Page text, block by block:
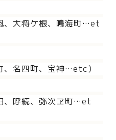
、大将ケ根、鳴海町…et
、名四町、宝神…etc）
、呼続、弥次ヱ町…et